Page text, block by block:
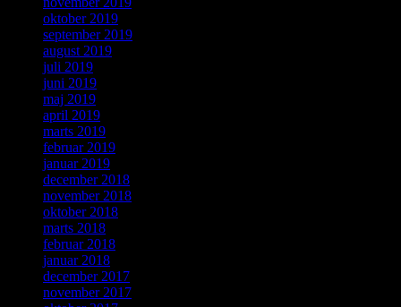
oktober 2019
september 2019
august 2019
juli 2019
juni 2019
maj 2019
april 2019
marts 2019
februar 2019
januar 2019
december 2018
november 2018
oktober 2018
marts 2018
februar 2018
januar 2018
december 2017
november 2017